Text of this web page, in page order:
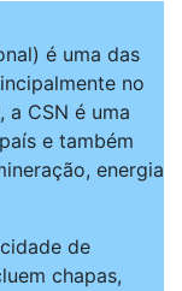
é uma das
no
a CSN é uma
e também
energia
de
chapas,